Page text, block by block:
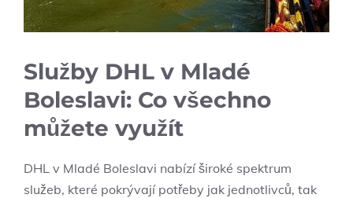
Služby DHL v Mladé
Boleslavi: Co všechno
můžete využít
DHL v Mladé Boleslavi nabízí široké spektrum
služeb, které pokrývají potřeby jak jednotlivců, tak